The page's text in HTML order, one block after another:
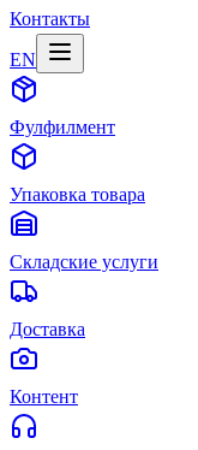
Контакты
EN
Фулфилмент
Упаковка товара
Складские услуги
Доставка
Контент